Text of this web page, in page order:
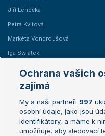
Jiří Lehečka
Petra Kvitová
Markéta Vondroušová
Iga Swiatek
Žebříčky
Žebříček ATP (muži)
Žebříček WTA (ženy)
Sázkařský žebříček
Ochrana vašich
zajímá
My a naši partneři 997
osobní údaje, jako jsou
identifikátory, a máme k
umožňuje, aby sledovací